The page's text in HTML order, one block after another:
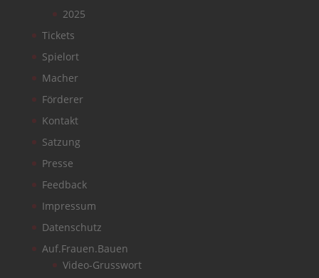
2025
Tickets
Spielort
Macher
Förderer
Kontakt
Satzung
Presse
Feedback
Impressum
Datenschutz
Auf.Frauen.Bauen
Video-Grusswort